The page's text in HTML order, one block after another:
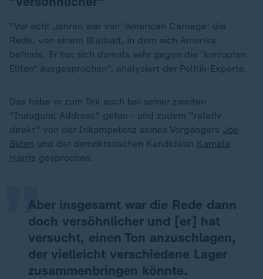
"Vor acht Jahren war von 'American Carnage' die
Rede, von einem Blutbad, in dem sich Amerika
befinde. Er hat sich damals sehr gegen die 'korrupten
Eliten' ausgesprochen", analysiert der Politik-Experte.
Das habe er zum Teil auch bei seiner zweiten
"Inaugural Address" getan - und zudem "relativ
direkt" von der Inkompetenz seines Vorgängers Joe
Biden und der demokratischen Kandidatin Kamala
Harris gesprochen.
Aber insgesamt war die Rede dann
doch versöhnlicher und [er] hat
versucht, einen Ton anzuschlagen,
der vielleicht verschiedene Lager
zusammenbringen könnte.
„